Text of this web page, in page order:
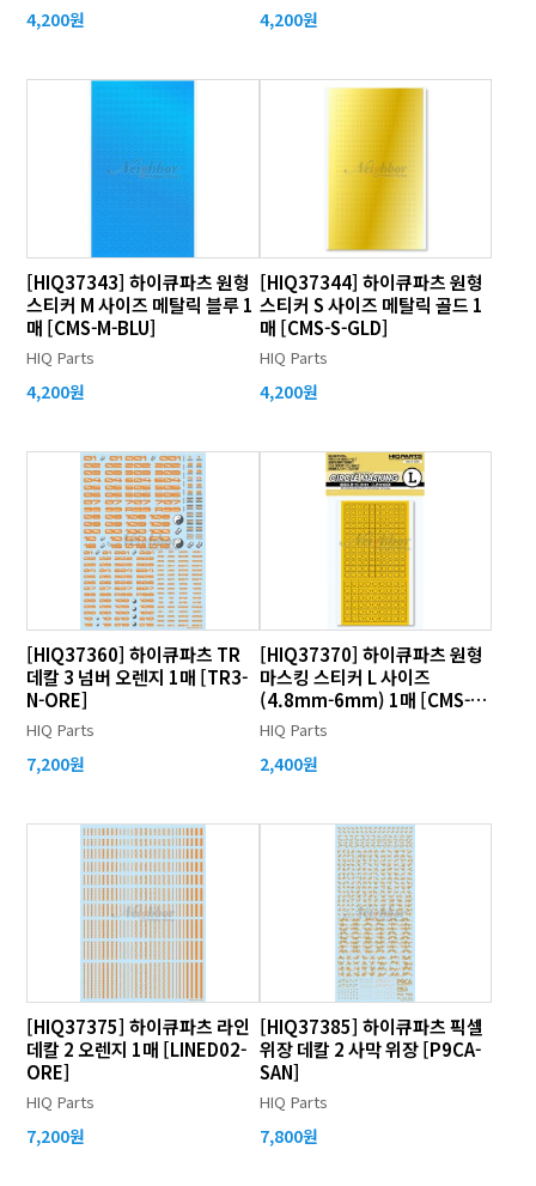
4,200원 4,200원
[HIQ37343] 하이큐파츠 원형
스티커 M 사이즈 메탈릭 블루 1
매 [CMS-M-BLU]
HIQ Parts
4,200원
[HIQ37344] 하이큐파츠 원형
스티커 S 사이즈 메탈릭 골드 1
매 [CMS-S-GLD]
HIQ Parts
4,200원
[HIQ37360] 하이큐파츠 TR
데칼 3 넘버 오렌지 1매 [TR3-
N-ORE]
HIQ Parts
7,200원
[HIQ37370] 하이큐파츠 원형
마스킹 스티커 L 사이즈
(4.8mm-6mm) 1매 [CMS-L-
MSK]
HIQ Parts
2,400원
[HIQ37375] 하이큐파츠 라인
데칼 2 오렌지 1매 [LINED02-
ORE]
HIQ Parts
7,200원
[HIQ37385] 하이큐파츠 픽셀
위장 데칼 2 사막 위장 [P9CA-
SAN]
HIQ Parts
7,800원